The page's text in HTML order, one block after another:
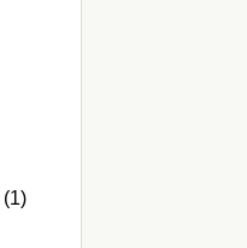
(1)